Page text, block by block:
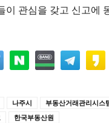
이 관심을 갖고 신고에
나주시
부동산거래관리시스
한국부동산원